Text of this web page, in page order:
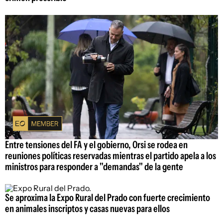
Entre tensiones del FA y el gobierno, Orsi se rodea en
reuniones políticas reservadas mientras el partido apela a los
ministros para responder a "demandas" de la gente
Se aproxima la Expo Rural del Prado con fuerte crecimiento
en animales inscriptos y casas nuevas para ellos